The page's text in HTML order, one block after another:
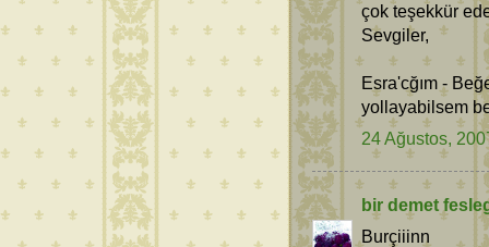
çok teşekkür
Sevgiler,
Esra'cğım -
yollayabilsem
24 Ağustos,
bir demet
Burçiiinn